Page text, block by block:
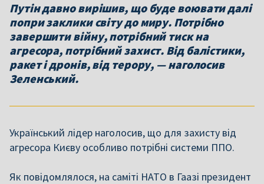
Путін давно вирішив, що буде воювати далі
попри заклики світу до миру. Потрібно
завершити війну, потрібний тиск на
агресора, потрібний захист. Від балістики,
ракет і дронів, від терору, — наголосив
Зеленський.
Український лідер наголосив, що для захисту від
агресора Києву особливо потрібні системи ППО.
Як повідомлялося, на саміті НАТО в Гаазі президент